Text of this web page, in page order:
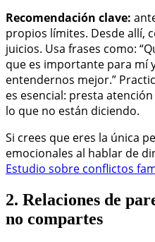
Recomendación clave:
propios límites. Desde allí,
juicios. Usa frases como:
que es importante para mí
entendernos mejor.”
es esencial: presta
lo que no están diciendo.
Si crees que eres la única
emocionales al hablar de
Estudio sobre conflictos
2. Relaciones de
no compartes